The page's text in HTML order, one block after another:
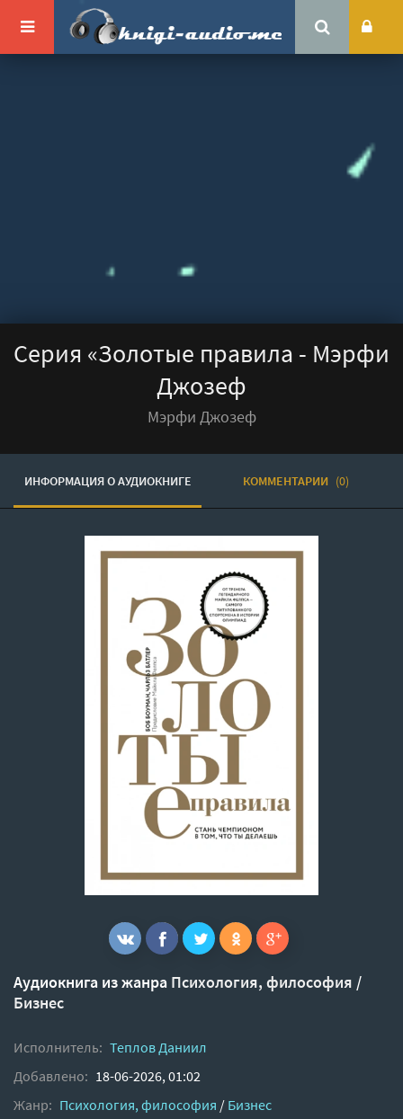
Серия «Золотые правила - Мэрфи
Джозеф
Мэрфи Джозеф
ИНФОРМАЦИЯ О АУДИОКНИГЕ КОММЕНТАРИИ (0)
Аудиокнига из жанра Психология, философия /
Бизнес
Исполнитель: Теплов Даниил
Добавлено: 18-06-2026, 01:02
Жанр: Психология, философия / Бизнес